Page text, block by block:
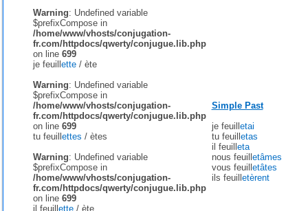
Warning: Undefined variable
$prefixCompose in
/home/www/vhosts/conjugation-
fr.com/httpdocs/qwerty/conjugue.lib.php
on line 699
je feuill ette/ ète
Warning: Undefined variable
$prefixCompose in
/home/www/vhosts/conjugation-
fr.com/httpdocs/qwerty/conjugue.lib.php
on line 699
tu feuill ettes / ètes
Warning: Undefined variable
$prefixCompose in
/home/www/vhosts/conjugation-
fr.com/httpdocs/qwerty/conjugue.lib.php
on line 699
il feuill ette/ ète
Simple Past
je feuill etai
tu feuill etas
il feuill eta
nous feuill etâmes
vous feuill etâtes
ils feuill etèrent